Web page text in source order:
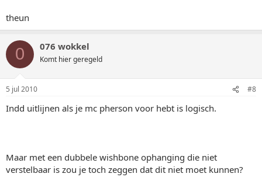
theun
0 076 wokkel
Komt hier geregeld
5 jul 2010 #8
Indd uitlijnen als je mc pherson voor hebt is logisch.
Maar met een dubbele wishbone ophanging die niet
verstelbaar is zou je toch zeggen dat dit niet moet kunnen?